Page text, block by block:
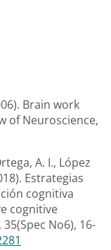
Brain work
of Neuroscience,
A. I., López
Estrategias
cognitiva
cognitive
No6), 16-